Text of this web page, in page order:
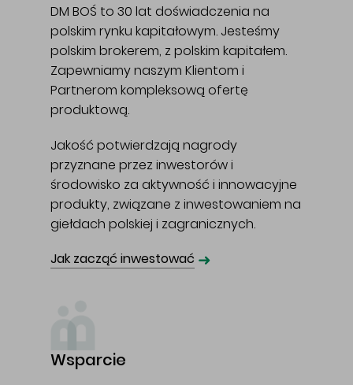
DM BOŚ to 30 lat doświadczenia na
polskim rynku kapitałowym. Jesteśmy
polskim brokerem, z polskim kapitałem.
Zapewniamy naszym Klientom i
Partnerom kompleksową ofertę
produktową.
Jakość potwierdzają nagrody
przyznane przez inwestorów i
środowisko za aktywność i innowacyjne
produkty, związane z inwestowaniem na
giełdach polskiej i zagranicznych.
Jak zacząć inwestować ➜
Wsparcie